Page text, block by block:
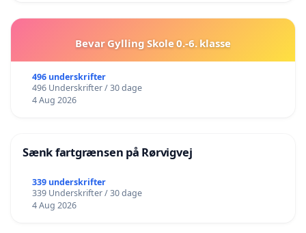
Bevar Gylling Skole 0.-6. klasse
496 underskrifter
496 Underskrifter / 30 dage
4 Aug 2026
Sænk fartgrænsen på Rørvigvej
339 underskrifter
339 Underskrifter / 30 dage
4 Aug 2026